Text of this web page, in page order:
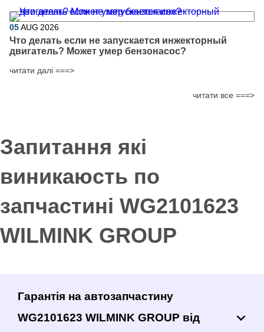
05AUG 2026
Что делать если не запускается инжекторный
двигатель? Может умер бензонасос?
читати далі ===>
читати все ===>
Запитання які
виникаюсть по
запчастині WG2101623
WILMINK GROUP
Гарантія на автозапчастину
WG2101623 WILMINK GROUP від